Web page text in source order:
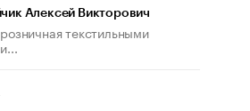
Алексей Викторович
текстильными